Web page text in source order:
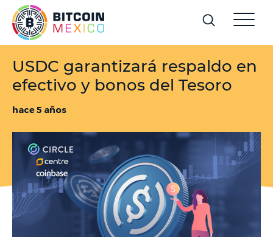
USDC garantizará respaldo en
efectivo y bonos del Tesoro
hace 5 años